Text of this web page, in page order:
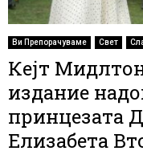
Ви Препорачуваме Свет
Кејт
издание
принцезата
Елизабета